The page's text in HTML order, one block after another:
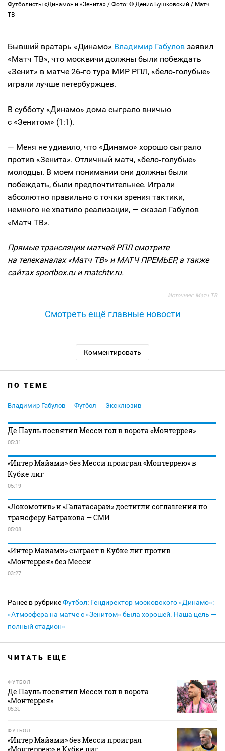
Футболисты «Динамо» и «Зенита» / Фото: © Денис Бушковский / Матч
ТВ
Бывший вратарь «Динамо» Владимир Габулов заявил
«Матч ТВ», что москвичи должны были побеждать
«Зенит» в матче 26‑го тура МИР РПЛ, «бело‑голубые»
играли лучше петербуржцев.
В субботу «Динамо» дома сыграло вничью
с «Зенитом» (1:1).
— Меня не удивило, что «Динамо» хорошо сыграло
против «Зенита». Отличный матч, «бело‑голубые»
молодцы. В моем понимании они должны были
побеждать, были предпочтительнее. Играли
абсолютно правильно с точки зрения тактики,
немного не хватило реализации, — сказал Габулов
«Матч ТВ».
Прямые трансляции матчей РПЛ смотрите
на телеканалах «Матч ТВ» и МАТЧ ПРЕМЬЕР, а также
сайтах sportbox.ru и matchtv.ru.
Источник: Матч ТВ
Смотреть ещё главные новости
Комментировать
ПО ТЕМЕ
Владимир Габулов Футбол Эксклюзив
Де Пауль посвятил Месси гол в ворота «Монтеррея»
05:31
«Интер Майами» без Месси проиграл «Монтеррею» в
Кубке лиг
05:19
«Локомотив» и «Галатасарай» достигли соглашения по
трансферу Батракова — СМИ
05:08
«Интер Майами» сыграет в Кубке лиг против
«Монтеррея» без Месси
03:27
Ранее в рубрикеФутбол: Гендиректор московского «Динамо»:
«Атмосфера на матче с «Зенитом» была хорошей. Наша цель —
полный стадион»
ЧИТАТЬ ЕЩЕ
ФУТБОЛ
Де Пауль посвятил Месси гол в ворота
«Монтеррея»
05:31
ФУТБОЛ
«Интер Майами» без Месси проиграл